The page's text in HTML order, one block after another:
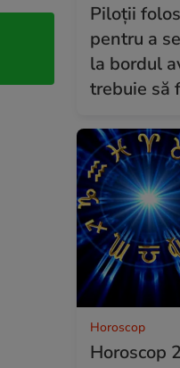
Piloții
pentru a
la bordul
trebuie să
Horoscop
Horoscop